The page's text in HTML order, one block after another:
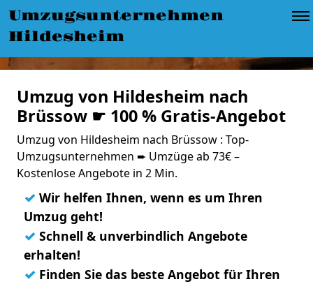
Umzugsunternehmen
Hildesheim
Umzug von Hildesheim nach
Brüssow ☛ 100 % Gratis-Angebot
Umzug von Hildesheim nach Brüssow : Top-
Umzugsunternehmen ➨ Umzüge ab 73€ –
Kostenlose Angebote in 2 Min.
✓ Wir helfen Ihnen, wenn es um Ihren
Umzug geht!
✓ Schnell & unverbindlich Angebote
erhalten!
✓ Finden Sie das beste Angebot für Ihren